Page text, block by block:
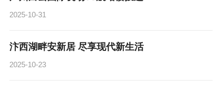
2025-10-31
汴西湖畔安新居 尽享现代新生活
2025-10-23